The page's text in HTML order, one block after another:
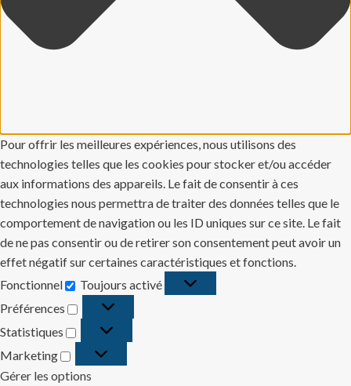
Pour offrir les meilleures expériences, nous utilisons des
technologies telles que les cookies pour stocker et/ou accéder
aux informations des appareils. Le fait de consentir à ces
technologies nous permettra de traiter des données telles que le
comportement de navigation ou les ID uniques sur ce site. Le fait
de ne pas consentir ou de retirer son consentement peut avoir un
effet négatif sur certaines caractéristiques et fonctions.
Fonctionnel
Fonctionnel
Toujours activé
Préférences
Préférences
Statistiques
Statistiques
Marketing
Marketing
Gérer les options